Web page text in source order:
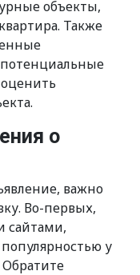
объекты,
Также
о
важно
Во-первых,
сайтами,
у